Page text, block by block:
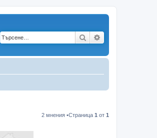
Търсене
2 мнения •Страница 1 от 1